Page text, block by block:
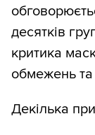
десятків
критика
обмежень та
Декілька